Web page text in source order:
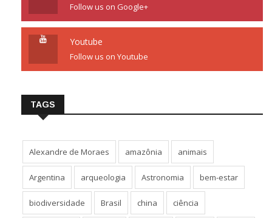
Follow us on Google+
Youtube
Follow us on Youtube
TAGS
Alexandre de Moraes amazônia animais
Argentina arqueologia Astronomia bem-estar
biodiversidade Brasil china ciência